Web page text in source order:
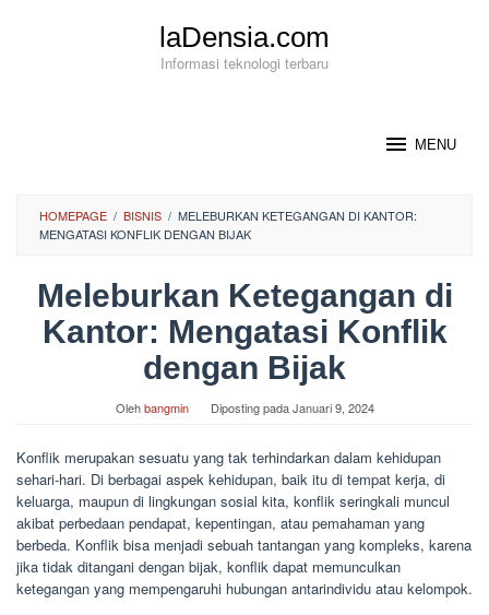
laDensia.com
Informasi teknologi terbaru
MENU
HOMEPAGE / BISNIS / MELEBURKAN KETEGANGAN DI KANTOR:
MENGATASI KONFLIK DENGAN BIJAK
Meleburkan Ketegangan di
Kantor: Mengatasi Konflik
dengan Bijak
Olehbangmin Diposting padaJanuari 9, 2024
Konflik merupakan sesuatu yang tak terhindarkan dalam kehidupan
sehari-hari. Di berbagai aspek kehidupan, baik itu di tempat kerja, di
keluarga, maupun di lingkungan sosial kita, konflik seringkali muncul
akibat perbedaan pendapat, kepentingan, atau pemahaman yang
berbeda. Konflik bisa menjadi sebuah tantangan yang kompleks, karena
jika tidak ditangani dengan bijak, konflik dapat memunculkan
ketegangan yang mempengaruhi hubungan antarindividu atau kelompok.